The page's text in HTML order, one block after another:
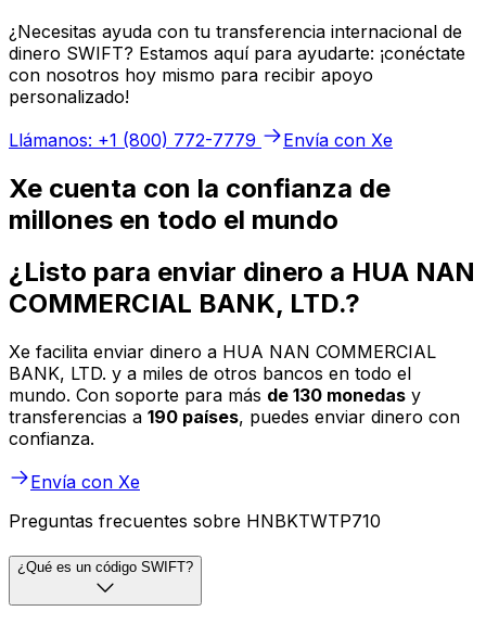
¿Necesitas ayuda con tu transferencia internacional de
dinero SWIFT? Estamos aquí para ayudarte: ¡conéctate
con nosotros hoy mismo para recibir apoyo
personalizado!
Llámanos: +1 (800) 772-7779
Envía con Xe
Xe cuenta con la confianza de
millones en todo el mundo
¿Listo para enviar dinero a HUA NAN
COMMERCIAL BANK, LTD.?
Xe facilita enviar dinero a HUA NAN COMMERCIAL
BANK, LTD. y a miles de otros bancos en todo el
mundo. Con soporte para más de 130 monedas y
transferencias a 190 países, puedes enviar dinero con
confianza.
Envía con Xe
Preguntas frecuentes sobre HNBKTWTP710
¿Qué es un código SWIFT?